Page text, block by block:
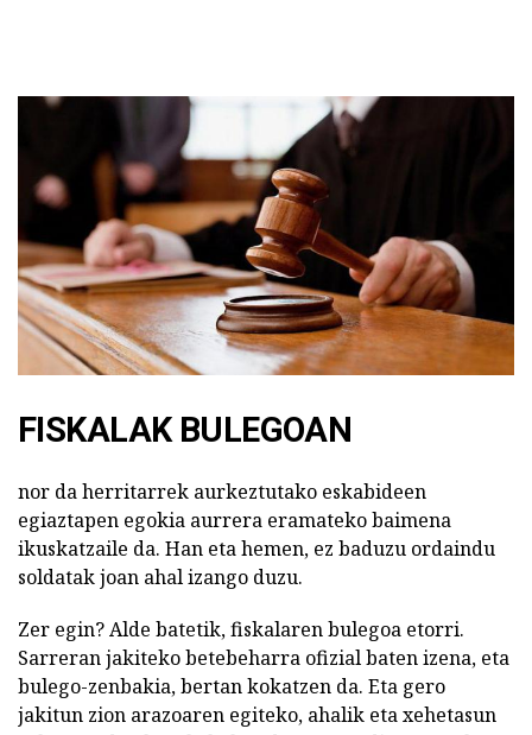
FISKALAK BULEGOAN
nor da herritarrek aurkeztutako eskabideen
egiaztapen egokia aurrera eramateko baimena
ikuskatzaile da. Han eta hemen, ez baduzu ordaindu
soldatak joan ahal izango duzu.
Zer egin? Alde batetik, fiskalaren bulegoa etorri.
Sarreran jakiteko betebeharra ofizial baten izena, eta
bulego-zenbakia, bertan kokatzen da. Eta gero
jakitun zion arazoaren egiteko, ahalik eta xehetasun